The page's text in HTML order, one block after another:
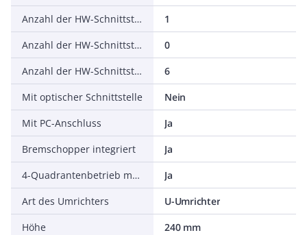
Anzahl der HW-Schnittstellen USB
1
Anzahl der HW-Schnittstellen parallel
0
Anzahl der HW-Schnittstellen sonstige
6
Mit optischer Schnittstelle
Nein
Mit PC-Anschluss
Ja
Bremschopper integriert
Ja
4-Quadrantenbetrieb möglich
Ja
Art des Umrichters
U-Umrichter
Höhe
240 mm